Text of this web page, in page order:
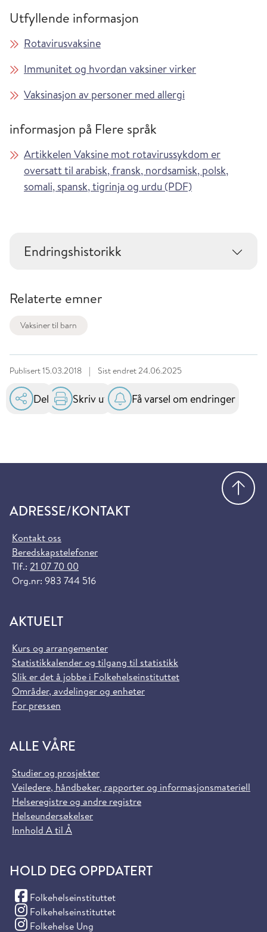
Utfyllende informasjon
Rotavirusvaksine
Immunitet og hvordan vaksiner virker
Vaksinasjon av personer med allergi
informasjon på Flere språk
Artikkelen Vaksine mot rotavirussykdom er
oversatt til arabisk, fransk, nordsamisk, polsk,
somali, spansk, tigrinja og urdu (PDF)
Endringshistorikk
Relaterte emner
Vaksiner til barn
Publisert15.03.2018 | Sist endret24.06.2025
Del Skriv ut Få varsel om endringer
ADRESSE/KONTAKT
Kontakt oss
Beredskapstelefoner
Tlf.: 21 07 70 00
Org.nr: 983 744 516
AKTUELT
Kurs og arrangementer
Statistikkalender og tilgang til statistikk
Slik er det å jobbe i Folkehelseinstituttet
Områder, avdelinger og enheter
For pressen
ALLE VÅRE
Studier og prosjekter
Veiledere, håndbøker, rapporter og informasjonsmateriell
Helseregistre og andre registre
Helseundersøkelser
Innhold A til Å
HOLD DEG OPPDATERT
Folkehelseinstituttet
(Facebook)
Folkehelseinstituttet
(Instagram)
Folkehelse Ung
(Instagram)